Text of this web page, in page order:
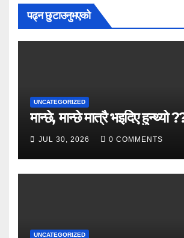
पढ्न छुटाउनुभएको
UNCATEGORIZED
मान्छे, मान्छे मात्रै भइदिए हुन्थ्यो
JUL 30, 2026 0 COMMENTS
UNCATEGORIZED